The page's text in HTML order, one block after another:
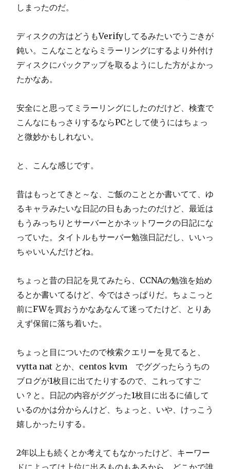
しまったのだ。
ディスクの方はどうもVerifyしてるみたいでうごきが
鈍い。こんなことならミラーリングにするより外付け
ディスクにバックアップを取るようにした方がよかっ
たかなあ。
安全にと思ってミラーリングにしたのだけど、検査で
こんなにもっさりするならPCとして使うにはちょっ
と微妙かもしれない。
と、こんな感じです。
昔はもっとてきと～な、ご飯のこととか書いてて、ゆ
るキャラみたいな日記の日もあったのだけど、最近は
もうみっちりとサーバーとかネットワークの日記にな
っていた。タイトルもサーバー勉強日記だし、いいっ
ちゃいいんだけどね。
ちょっと昔の日記を見てみたら、CCNAの勉強を始め
るとか書いてるけど、今ではさっぱりだ。ちょこっと
前にFWを買おうかなあなんて迷ってたけど、とりあ
えず保留に落ち着いた。
ちょっと目についたので検索クエリーを見てると、
vytta nat とか、centos kvm でググったらうちの
ブログが1枚目に出てたりするので、これってすご
い？と。日記の内容がググった1枚目に出るに値して
いるのかは分からんけど、ちょっと、いや、けっこう
嬉しかったりする。
2年以上も続くとか考えてもなかったけど、キーワー
ドによっては上位に出るものもあるから、どこかで誰